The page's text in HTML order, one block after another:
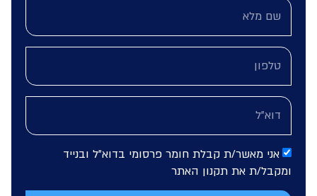
אני מאשר/ת קבלת חומר פרסומי בדוא"ל ובנייד
ת את תקנון האתר